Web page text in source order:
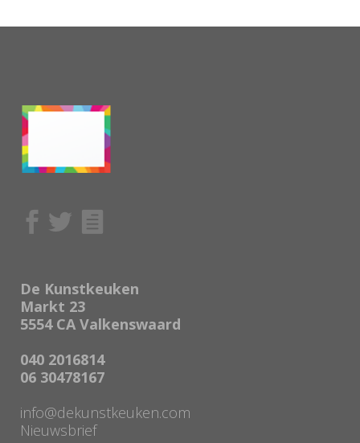
De Kunstkeuken
Markt 23
5554 CA Valkenswaard
040 2016814
06 30478167
info@dekunstkeuken.com
Nieuwsbrief